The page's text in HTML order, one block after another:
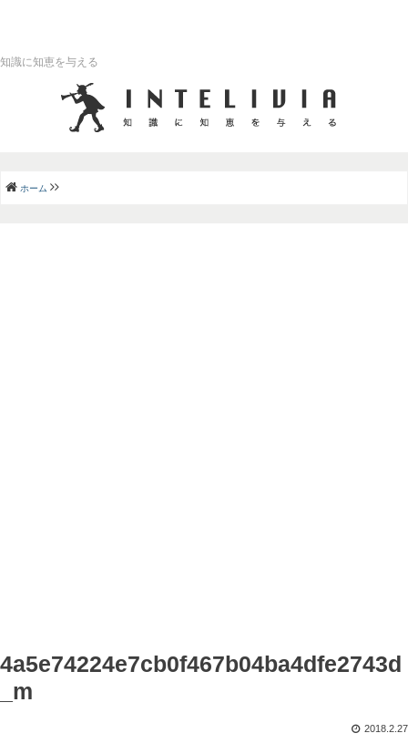
知識に知恵を与える
ホーム
4a5e74224e7cb0f467b04ba4dfe2743d
_m
2018.2.27